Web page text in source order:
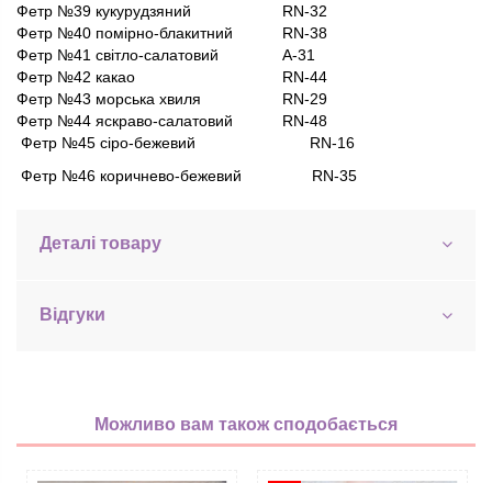
Фетр №39 кукурудзяний
RN-32
Фетр №40 помірно-блакитний
RN-38
Фетр №41 світло-салатовий
A-31
Фетр №42 какао
RN-44
Фетр №43 морська хвиля
RN-29
Фетр №44 яскраво-салатовий
RN-48
Фетр №45 сіро-бежевий RN-16
Фетр №46 коричнево-бежевий RN-35
Деталі товару
Відгуки
Можливо вам також сподобається